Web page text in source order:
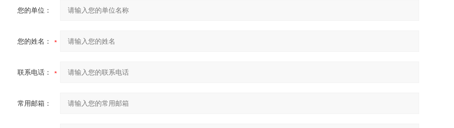
您的单位：
您的姓名：
联系电话：
常用邮箱：